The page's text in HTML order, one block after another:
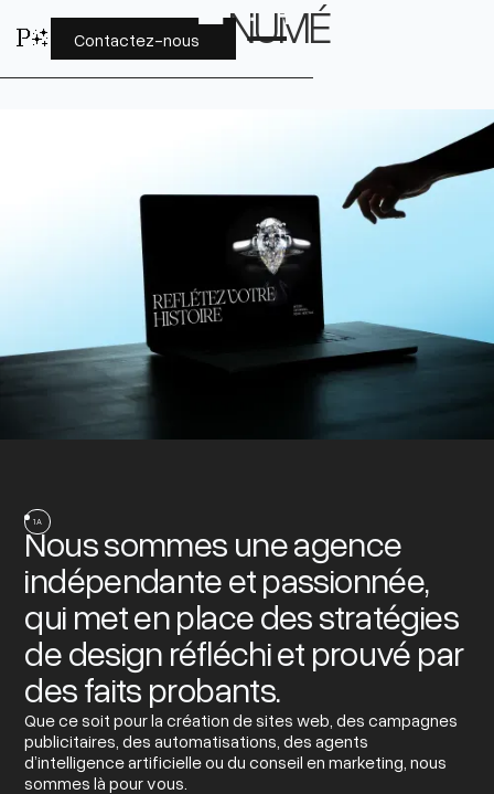
P✨ Contactez-nous NUMÉ
Nous sommes une agence
indépendante et passionnée,
qui met en place des stratégies
de design réfléchi et prouvé par
des faits probants.
Que ce soit pour la création de sites web, des campagnes
publicitaires, des automatisations, des agents
d’intelligence artificielle ou du conseil en marketing, nous
sommes là pour vous.
1A